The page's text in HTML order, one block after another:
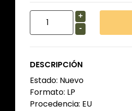
+
-
DESCRIPCIÓN
Estado: Nuevo
Formato: LP
Procedencia: EU